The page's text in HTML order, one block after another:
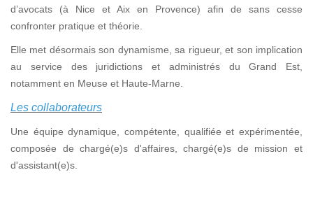
d’avocats (à Nice et Aix en Provence) afin de sans cesse
confronter pratique et théorie.
Elle met désormais son dynamisme, sa rigueur, et son implication
au service des juridictions et administrés du Grand Est,
notamment en Meuse et Haute-Marne.
Les collaborateurs
Une équipe dynamique, compétente, qualifiée et expérimentée,
composée de chargé(e)s d'affaires, chargé(e)s de mission et
d'assistant(e)s.